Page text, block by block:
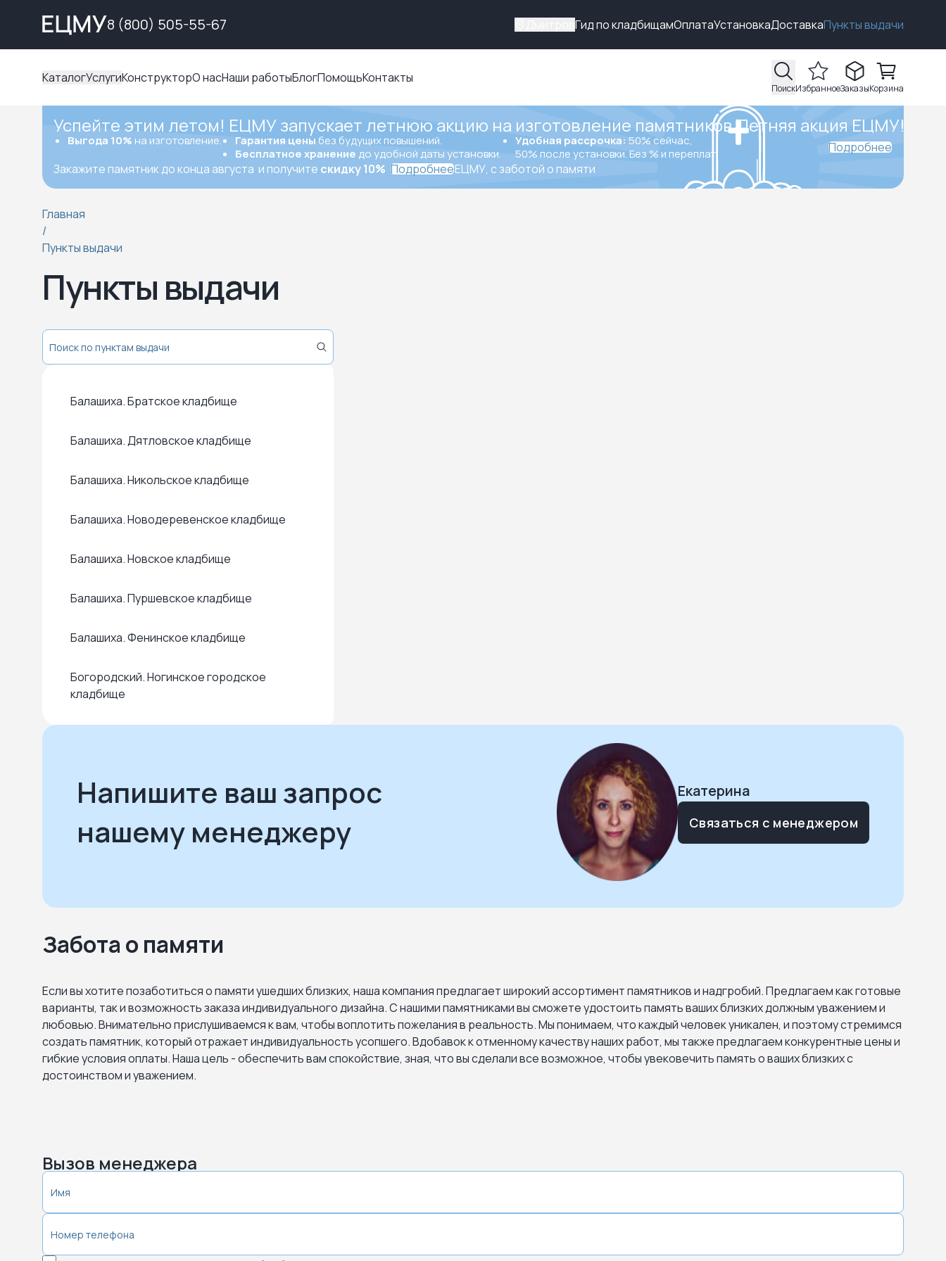
8 (800) 505-55-67 Гид по кладбищамОплатаУстановкаДоставкаПункты выдачи
КаталогУслугиКонструкторО насНаши работыБлогПомощьКонтакты
ПоискИзбранноеЗаказыКорзина
Успейте этим летом! ЕЦМУ запускает летнюю акцию на изготовление памятников.Летняя акция ЕЦМУ!
Выгода 10% на изготовление. Гарантия цены без будущих повышений.
Бесплатное хранение до удобной даты установки.
Удобная рассрочка: 50% сейчас,
50% после установки. Без % и переплат.
Закажите памятник до конца августа и получите скидку 10% ПодробнееЕЦМУ, с заботой о памяти
Подробнее
Главная
/
Пункты выдачи
Пункты выдачи
Балашиха. Братское кладбище
Балашиха. Дятловское кладбище
Балашиха. Никольское кладбище
Балашиха. Новодеревенское кладбище
Балашиха. Новское кладбище
Балашиха. Пуршевское кладбище
Балашиха. Фенинское кладбище
Богородский. Ногинское городское
кладбище
Богородский. Обуховское кладбище
Воскресенск. Воскресенское кладбище
Дмитров. Красная горка
Дмитров. Некрасовское кладбище
Долгопрудный. Шереметьевское
кладбище
Домодедово. Востряковское кладбище
Домодедово. Домодедовское
Домодедово. Заборьевское кладбище
Напишите ваш запрос
нашему менеджеру
Екатерина
Связаться с менеджером
Забота о памяти
Если вы хотите позаботиться о памяти ушедших близких, наша компания предлагает широкий ассортимент памятников и надгробий. Предлагаем как готовые
варианты, так и возможность заказа индивидуального дизайна. С нашими памятниками вы сможете удостоить память ваших близких должным уважением и
любовью. Внимательно прислушиваемся к вам, чтобы воплотить пожелания в реальность. Мы понимаем, что каждый человек уникален, и поэтому стремимся
создать памятник, который отражает индивидуальность усопшего. Вдобавок к отменному качеству наших работ, мы также предлагаем конкурентные цены и
гибкие условия оплаты. Наша цель - обеспечить вам спокойствие, зная, что вы сделали все возможное, чтобы увековечить память о ваших близких с
достоинством и уважением.
Вызов менеджера